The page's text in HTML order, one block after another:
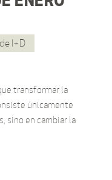
I+D
transformar la
únicamente
sino en cambiar la